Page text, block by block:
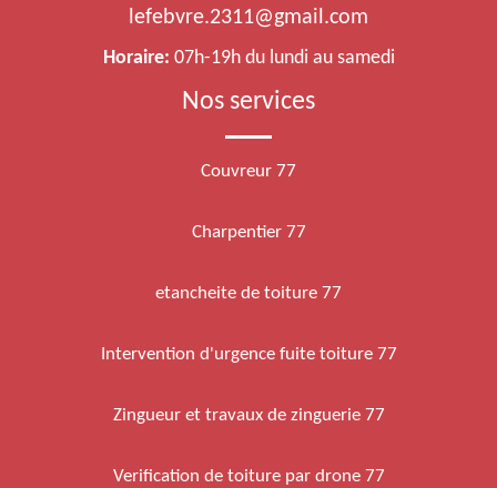
lefebvre.2311@gmail.com
Horaire: 07h-19h du lundi au samedi
Nos services
Couvreur 77
Charpentier 77
etancheite de toiture 77
Intervention d'urgence fuite toiture 77
Zingueur et travaux de zinguerie 77
Verification de toiture par drone 77